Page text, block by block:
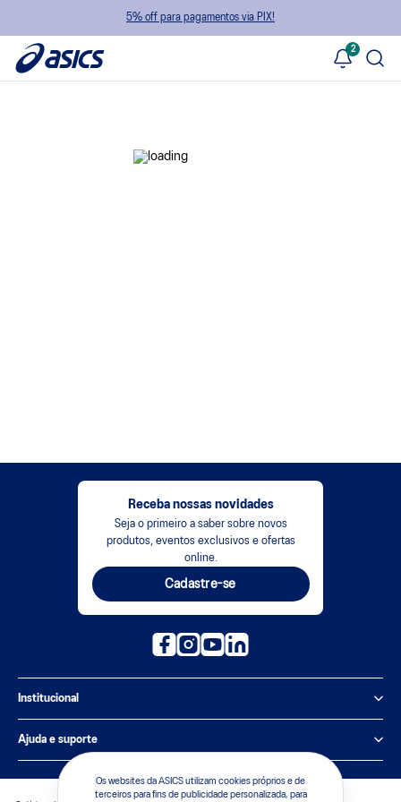
5% off para pagamentos via PIX!
2
Os websites da ASICS utilizam cookies próprios e de
terceiros para fins de publicidade personalizada, para
Receba nossas novidades
Seja o primeiro a saber sobre novos
produtos, eventos exclusivos e ofertas
online.
Cadastre-se
Institucional
Política de Privacidade
Sobre a ASICS
Sustentabilidade
Ajuda e suporte
Central de Relacionamento